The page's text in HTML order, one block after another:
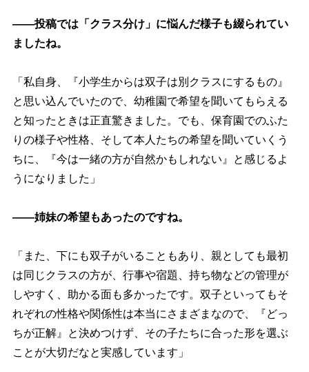
――投稿では「クラス分け」に悩んだ様子も綴られてい
ましたね。
「私自身、『小学生からは双子は別クラスにするもの』
と思い込んでいたので、幼稚園で希望を聞いてもらえる
と知ったときは正直驚きました。でも、保育園でのふた
りの様子や性格、そして本人たちの希望を聞いていくう
ちに、『今は一緒の方が自然かもしれない』と感じるよ
うになりました」
――姉妹の希望もあったのですね。
「また、下にも双子がいることもあり、親としても最初
は同じクラスの方が、行事や宿題、持ち物などの管理が
しやすく、助かる面も多かったです。双子といってもそ
れぞれの性格や関係性は本当にさまざまなので、『どっ
ちが正解』と決めつけず、その子たちに合った形を選ぶ
ことが大切だなと実感しています」